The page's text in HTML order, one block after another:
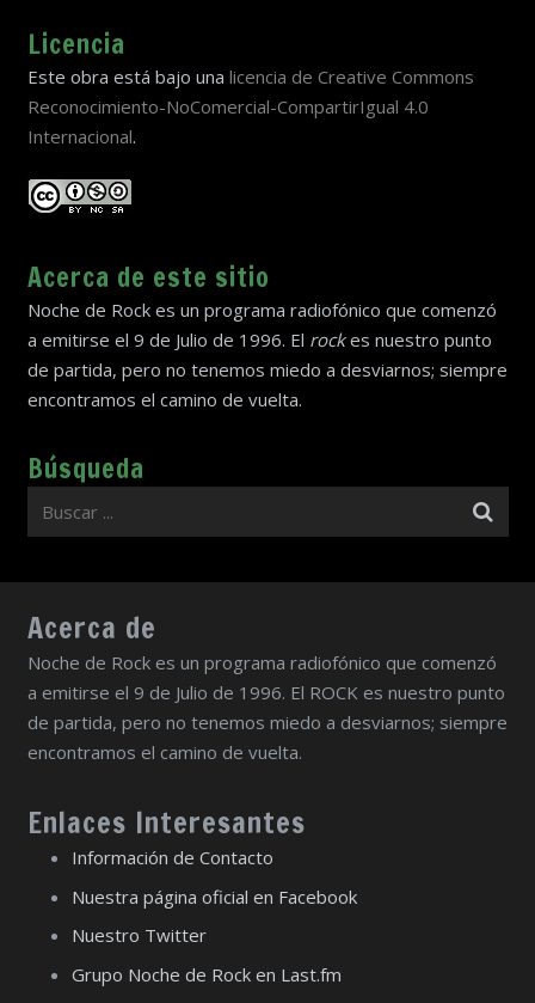
Licencia
Este obra está bajo una licencia de Creative Commons
Reconocimiento-NoComercial-CompartirIgual 4.0
Internacional.
Acerca de este sitio
Noche de Rock es un programa radiofónico que comenzó
a emitirse el 9 de Julio de 1996. El rockes nuestro punto
de partida, pero no tenemos miedo a desviarnos; siempre
encontramos el camino de vuelta.
Búsqueda
Acerca de
Noche de Rock es un programa radiofónico que comenzó
a emitirse el 9 de Julio de 1996. El ROCK es nuestro punto
de partida, pero no tenemos miedo a desviarnos; siempre
encontramos el camino de vuelta.
Enlaces Interesantes
Información de Contacto
Nuestra página oficial en Facebook
Nuestro Twitter
Grupo Noche de Rock en Last.fm